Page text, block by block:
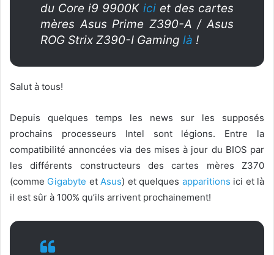
du Core i9 9900K iciet des cartes
mères Asus Prime Z390-A / Asus
ROG Strix Z390-I Gaming là !
Salut à tous!
Depuis quelques temps les news sur les supposés
prochains processeurs Intel sont légions. Entre la
compatibilité annoncées via des mises à jour du BIOS par
les différents constructeurs des cartes mères Z370
(comme Gigabyte etAsus) et quelques apparitions ici et là
il est sûr à 100% qu’ils arrivent prochainement!